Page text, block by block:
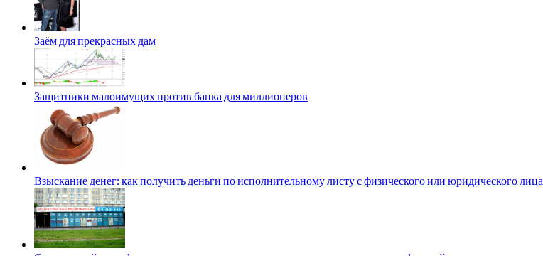
Заём для прекрасных дам
Защитники малоимущих против банка для миллионеров
Взыскание денег: как получить деньги по исполнительному листу с физического или юридического лица